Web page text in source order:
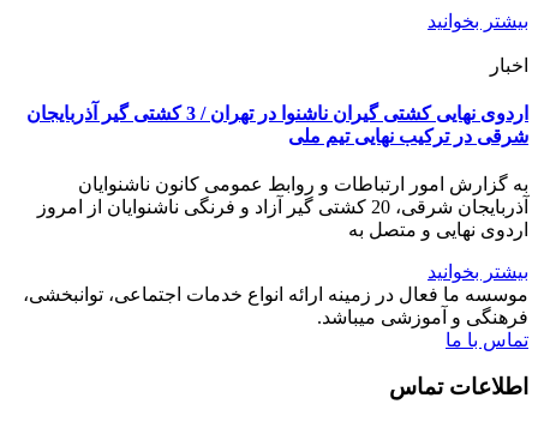
بیشتر بخوانید
اخبار
اردوی نهایی کشتی گیران ناشنوا در تهران / 3 کشتی گیر آذربایجان
شرقی در ترکیب نهایی تیم ملی
به گزارش امور ارتباطات و روابط عمومی کانون ناشنوایان
آذربایجان شرقی، 20 کشتی گیر آزاد و فرنگی ناشنوایان از امروز
اردوی نهایی و متصل به
بیشتر بخوانید
موسسه ما فعال در زمینه ارائه انواع خدمات اجتماعی، توانبخشی،
فرهنگی و آموزشی میباشد.
تماس با ما
اطلاعات تماس